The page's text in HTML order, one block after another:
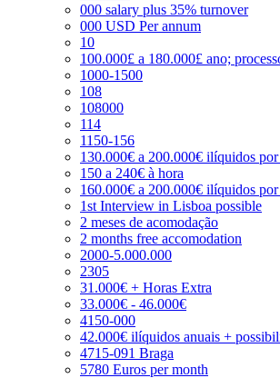
000 salary plus 35% turnover
000 USD Per annum
10
100.000£ a 180.000£ ano;
1000-1500
108
108000
114
1150-156
130.000€ a 200.000€ ilíquidos
150 a 240€ à hora
160.000€ a 200.000€ ilíquidos
1st Interview in Lisboa possible
2 meses de acomodação
2 months free accomodation
2000-5.000.000
2305
31.000€ + Horas Extra
33.000€ - 46.000€
4150-000
42.000€ ilíquidos anuais +
4715-091 Braga
5780 Euros per month